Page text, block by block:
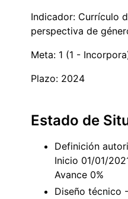
Indicador: Currículo
perspectiva de
Meta: 1 (1 -
Plazo: 2024
Estado de
Definición
Inicio 01/01/
Avance 0%
Diseño técnico